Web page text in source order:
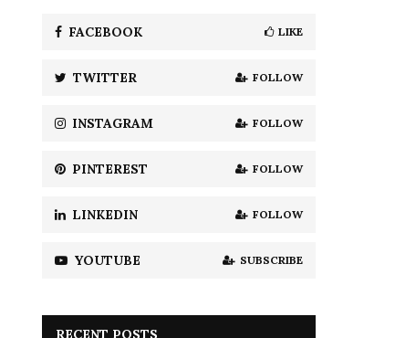
C
H
FACEBOOK LIKE
TWITTER FOLLOW
INSTAGRAM FOLLOW
PINTEREST FOLLOW
LINKEDIN FOLLOW
YOUTUBE SUBSCRIBE
RECENT POSTS